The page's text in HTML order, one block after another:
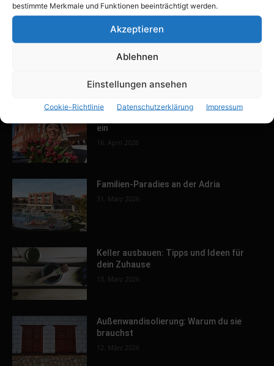
bestimmte Merkmale und Funktionen beeinträchtigt werden.
Akzeptieren
Ablehnen
Einstellungen ansehen
Cookie-Richtlinie Datenschutzerklärung Impressum
Weil du mir gehörst – die ARD macht
Entfremdung der Öffentlichkeit sichtbar
POPULAR POSTS
ein
16. April 2026
Familien-Paradies an der Adria
31. März 2026
Keller ausbauen: Tipps und Ideen für
dein Zuhause
13. März 2026
Außenwandisolierung: Warum du sie
brauchst
12. März 2026